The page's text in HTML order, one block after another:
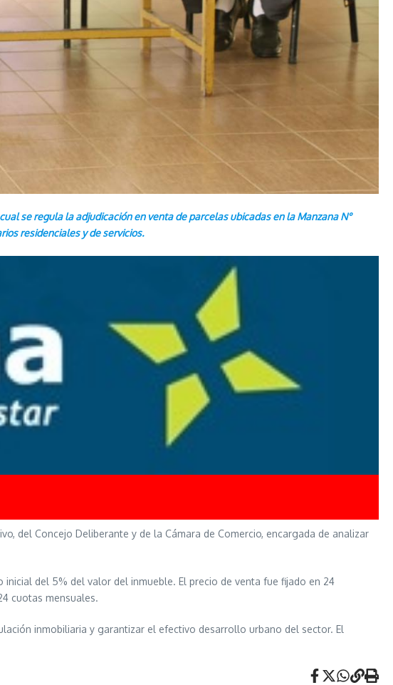
se regula la adjudicación en venta de parcelas ubicadas en la Manzana N°
residenciales y de servicios.
del Concejo Deliberante y de la Cámara de Comercio, encargada de analizar
del 5% del valor del inmueble. El precio de venta fue fijado en 24
cuotas mensuales.
inmobiliaria y garantizar el efectivo desarrollo urbano del sector. El